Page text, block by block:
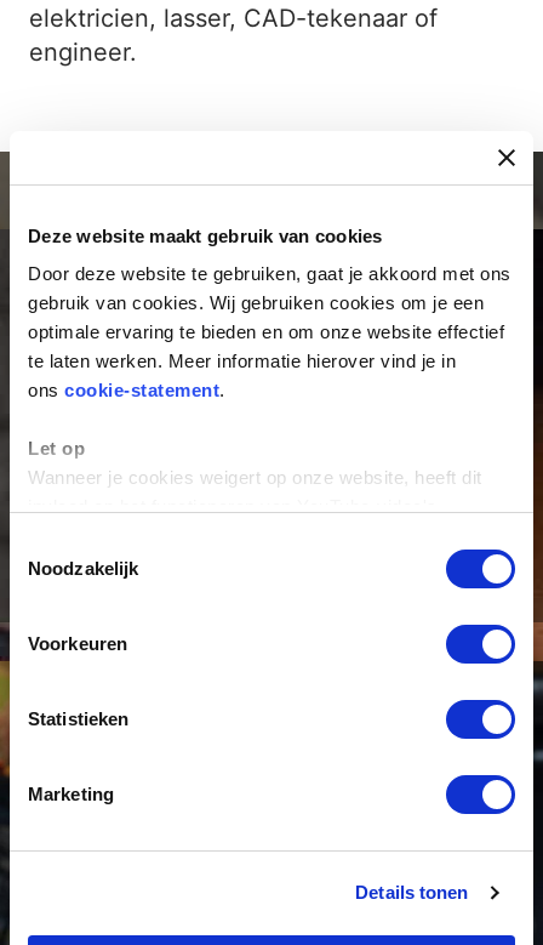
Deze website maakt gebruik van cookies
Door deze website te gebruiken, gaat je akkoord met ons
gebruik van cookies. Wij gebruiken cookies om je een
optimale ervaring te bieden en om onze website effectief
te laten werken. Meer informatie hierover vind je in
ons cookie-statement.
Let op
Wanneer je cookies weigert op onze website, heeft dit
Noodzakelijk
Voorkeuren
Statistieken
Marketing
Details tonen
elektricien, lasser, CAD-tekenaar of
engineer.
VMBO TOTAAL!
Dat is actief leren, veel doen, vaak kiezen,
lessen en workshops, ál je talenten
ontwikkelen en vooral veel ruimte! De hele